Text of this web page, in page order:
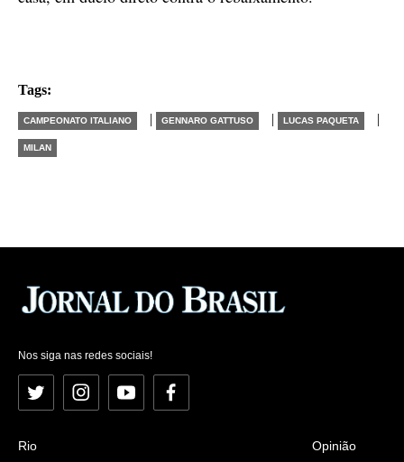
Tags:
CAMPEONATO ITALIANO | GENNARO GATTUSO | LUCAS PAQUETA |
MILAN
Nos siga nas redes sociais!
Twitter InstagramYouTubeFacebook
Rio
Opinião